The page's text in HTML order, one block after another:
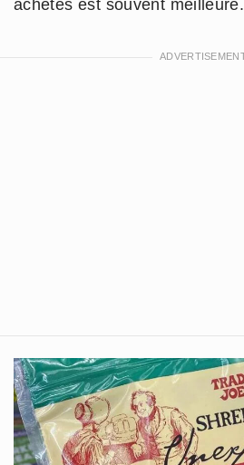
achètes est souvent meilleure.